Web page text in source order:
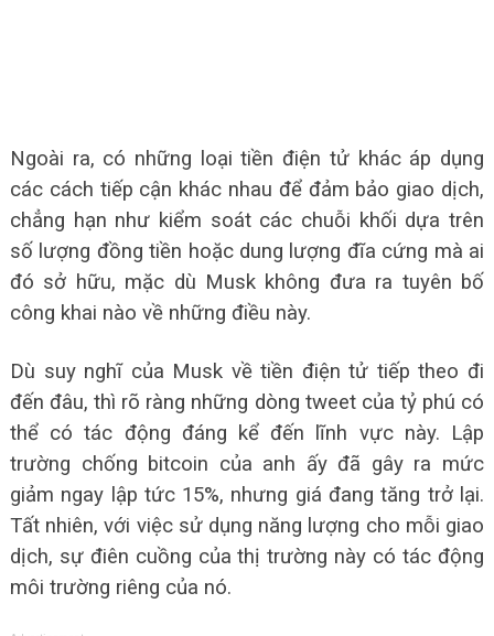
Ngoài ra, có những loại tiền điện tử khác áp dụng
các cách tiếp cận khác nhau để đảm bảo giao dịch,
chẳng hạn như kiểm soát các chuỗi khối dựa trên
số lượng đồng tiền hoặc dung lượng đĩa cứng mà ai
đó sở hữu, mặc dù Musk không đưa ra tuyên bố
công khai nào về những điều này.
Dù suy nghĩ của Musk về tiền điện tử tiếp theo đi
đến đâu, thì rõ ràng những dòng tweet của tỷ phú có
thể có tác động đáng kể đến lĩnh vực này. Lập
trường chống bitcoin của anh ấy đã gây ra mức
giảm ngay lập tức 15%, nhưng giá đang tăng trở lại.
Tất nhiên, với việc sử dụng năng lượng cho mỗi giao
dịch, sự điên cuồng của thị trường này có tác động
môi trường riêng của nó.